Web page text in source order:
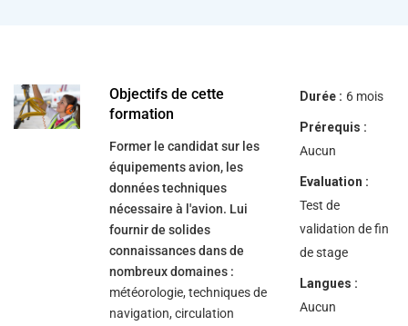
the
content.
Objectifs de cette
formation
Former le candidat sur les
équipements avion, les
données techniques
nécessaire à l'avion. Lui
fournir de solides
connaissances dans de
nombreux domaines :
météorologie, techniques de
navigation, circulation
Durée : 6 mois
Prérequis :
Aucun
Evaluation :
Test de
validation de fin
de stage
Langues :
Aucun